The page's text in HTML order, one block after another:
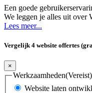
Een goede
We leggen je alles uit over
Lees meer...
Vergelijk 4 website offertes
×
Werkzaamheden(Vereist)
Website laten